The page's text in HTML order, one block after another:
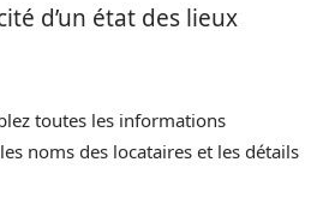
d’un état des lieux
toutes les informations
noms des locataires et les détails